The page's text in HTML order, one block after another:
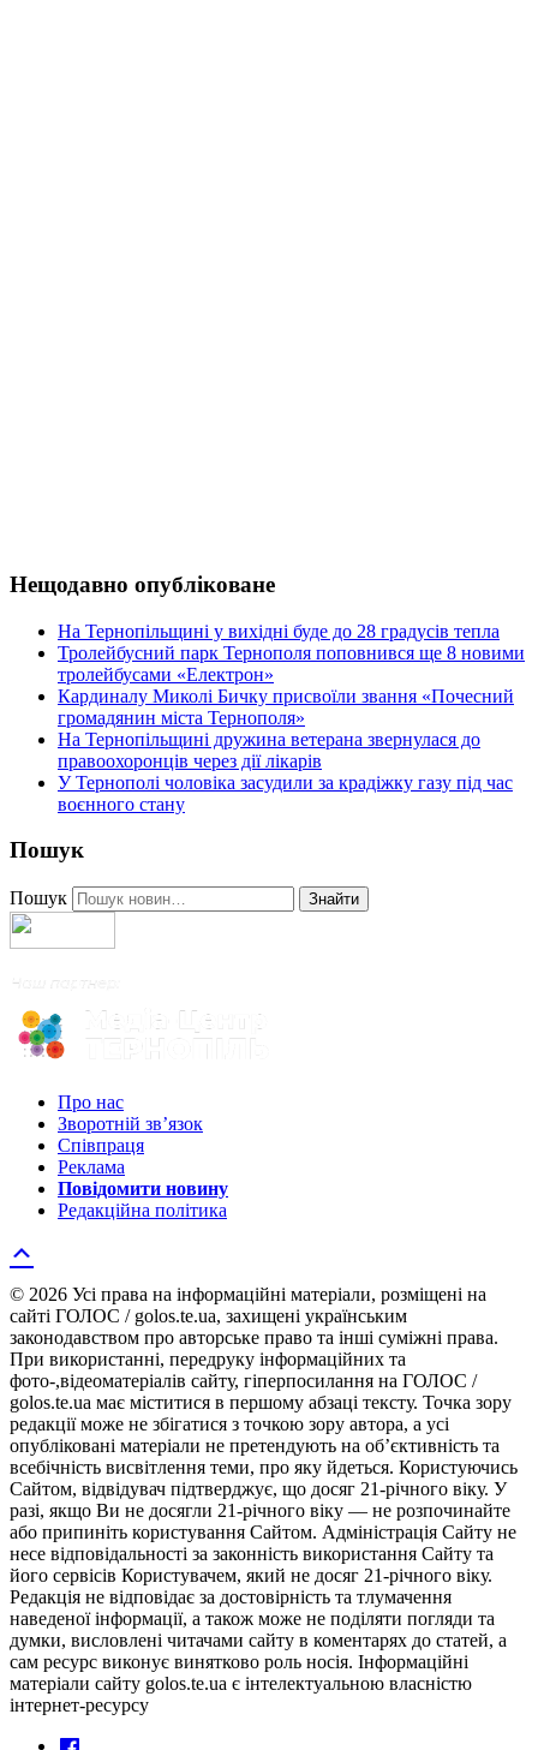
Нещодавно опубліковане
На Тернопільщині у вихідні буде до 28 градусів тепла
Тролейбусний парк Тернополя поповнився ще 8 новими
тролейбусами «Електрон»
Кардиналу Миколі Бичку присвоїли звання «Почесний
громадянин міста Тернополя»
На Тернопільщині дружина ветерана звернулася до
правоохоронців через дії лікарів
У Тернополі чоловіка засудили за крадіжку газу під час
воєнного стану
Пошук
Пошук Знайти
Про нас
Зворотній зв’язок
Співпраця
Реклама
Повідомити новину
Редакційна політика
© 2026 Усі права на інформаційні матеріали, розміщені на
сайті ГОЛОС / golos.te.ua, захищені українським
законодавством про авторське право та інші суміжні права.
При використанні, передруку інформаційних та
фото-,відеоматеріалів сайту, гіперпосилання на ГОЛОС /
golos.te.ua має міститися в першому абзаці тексту. Точка зору
редакції може не збігатися з точкою зору автора, а усі
опубліковані матеріали не претендують на об’єктивність та
всебічність висвітлення теми, про яку йдеться. Користуючись
Сайтом, відвідувач підтверджує, що досяг 21-річного віку. У
разі, якщо Ви не досягли 21-річного віку — не розпочинайте
або припиніть користування Сайтом. Адміністрація Сайту не
несе відповідальності за законність використання Сайту та
його сервісів Користувачем, який не досяг 21-річного віку.
Редакція не відповідає за достовірність та тлумачення
наведеної інформації, а також може не поділяти погляди та
думки, висловлені читачами сайту в коментарях до статей, а
сам ресурс виконує винятково роль носія. Інформаційні
матеріали сайту golos.te.ua є інтелектуальною власністю
інтернет-ресурсу